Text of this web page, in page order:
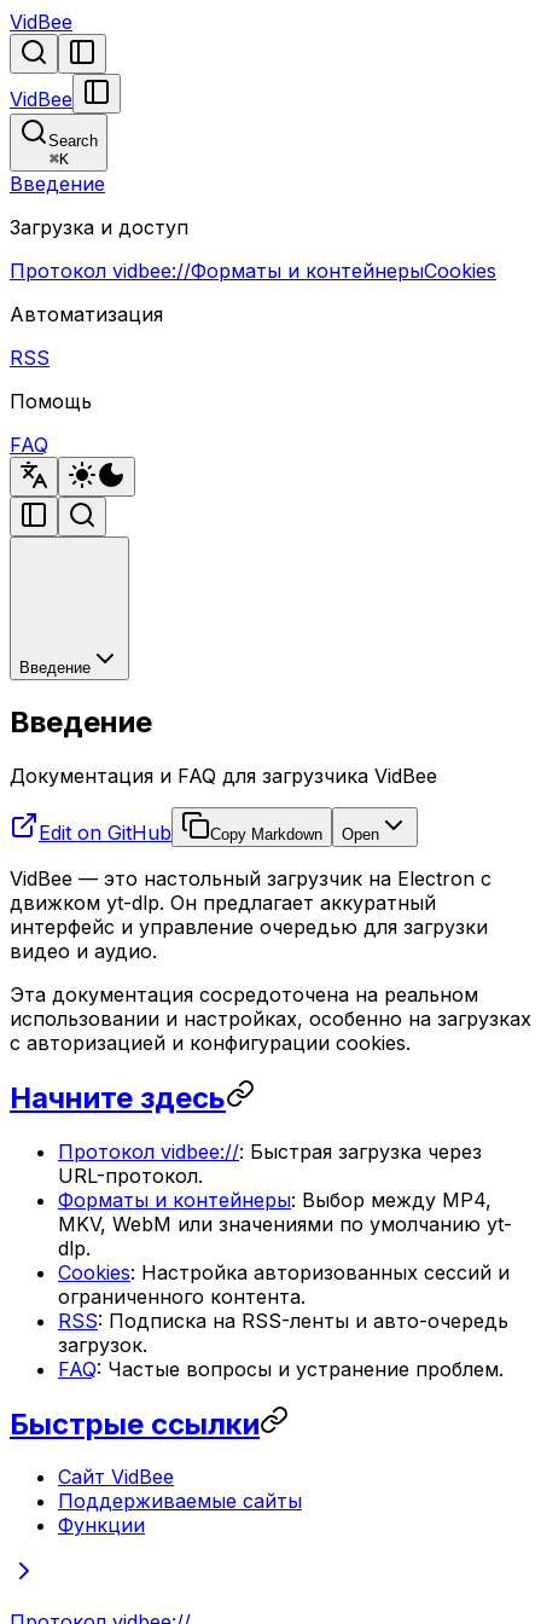
VidBee
VidBee
Search
⌘K
Введение
Загрузка и доступ
Протокол vidbee://Форматы и контейнерыCookies
Автоматизация
RSS
Помощь
FAQ
Введение
Введение
Документация и FAQ для загрузчика VidBee
Edit on GitHub Copy Markdown Open
VidBee — это настольный загрузчик на Electron с
движком yt-dlp. Он предлагает аккуратный
интерфейс и управление очередью для загрузки
видео и аудио.
Эта документация сосредоточена на реальном
использовании и настройках, особенно на загрузках
с авторизацией и конфигурации cookies.
Начните здесь
Протокол vidbee://: Быстрая загрузка через
URL-протокол.
Форматы и контейнеры: Выбор между MP4,
MKV, WebM или значениями по умолчанию yt-
dlp.
Cookies: Настройка авторизованных сессий и
ограниченного контента.
RSS: Подписка на RSS-ленты и авто-очередь
загрузок.
FAQ: Частые вопросы и устранение проблем.
Быстрые ссылки
Сайт VidBee
Поддерживаемые сайты
Функции